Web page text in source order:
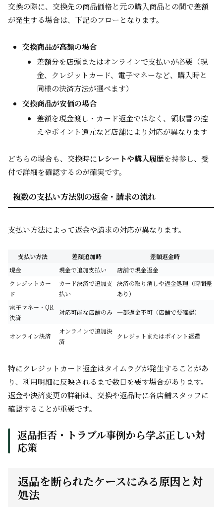
交換の際に、交換先の商品価格と元の購入商品との間で差額
が発生する場合は、下記のフローとなります。
交換商品が高額の場合
差額分を店頭またはオンラインで支払いが必要（現
金、クレジットカード、電子マネーなど、購入時と
同様の決済方法が選べます）
交換商品が安価の場合
差額を現金渡し・カード返金ではなく、領収書の控
えやポイント還元など店舗により対応が異なります
どちらの場合も、交換時に レシートや購入履歴を持参し、受
付で詳細を確認するのが確実です。
複数の支払い方法別の返金・請求の流れ
支払い方法によって返金や請求の対応が異なります。
支払い方法 差額追加時
差額返金時
現金
現金で追加支払い
店舗で現金返金
クレジットカー
ド
カード決済で追加支
払い
決済の取り消しや返金処理（時間差
あり）
電子マネー・QR
決済
対応可能な店舗のみ 一部返金不可（店舗で要確認）
オンライン決済
オンラインで追加決
済
クレジットまたはポイント返還
特にクレジットカード返金はタイムラグが発生することがあ
り、利用明細に反映されるまで数日を要す場合があります。
返金や決済変更の詳細は、交換や返品時に各店舗スタッフに
確認することが重要です。
返品拒否・トラブル事例から学ぶ正しい対
応策
返品を断られたケースにみる原因と対
処法